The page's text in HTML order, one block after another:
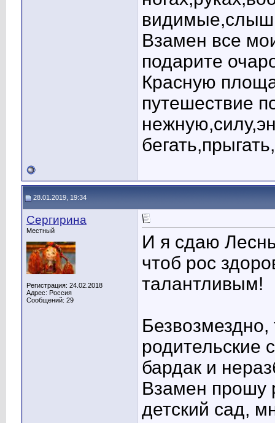
Взамен все
подарите
Красную
путешествие
28.01.2019, 19:34
Сергирина
Местный
Регистрация: 24.02.2018
Адрес: Россия
Сообщений: 29
И я сдаю
чтоб рос
талантливым!
родительские
бардак и
Взамен прошу
детский сад,